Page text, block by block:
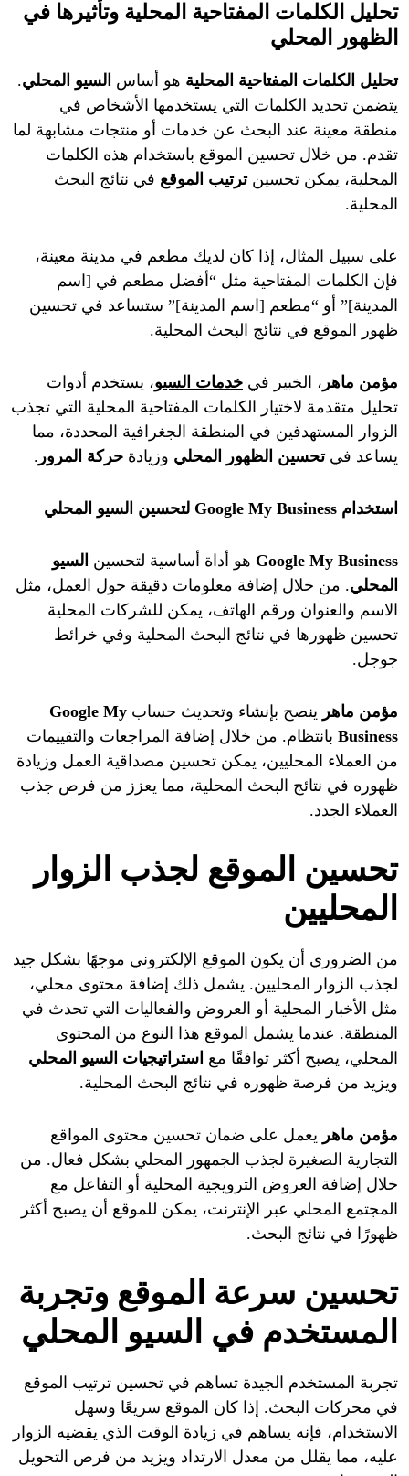
تحليل الكلمات المفتاحية المحلية وتأثيرها في
الظهور المحلي
تحليل الكلمات المفتاحية المحلية هو أساس السيو المحلي.
يتضمن تحديد الكلمات التي يستخدمها الأشخاص في
منطقة معينة عند البحث عن خدمات أو منتجات مشابهة لما
تقدم. من خلال تحسين الموقع باستخدام هذه الكلمات
المحلية، يمكن تحسينترتيب الموقع في نتائج البحث
المحلية.
على سبيل المثال، إذا كان لديك مطعم في مدينة معينة،
فإن الكلمات المفتاحية مثل “أفضل مطعم في [اسم
المدينة]” أو “مطعم [اسم المدينة]” ستساعد في تحسين
ظهور الموقع في نتائج البحث المحلية.
مؤمن ماهر ، الخبير في خدمات السيو، يستخدم أدوات
تحليل متقدمة لاختيار الكلمات المفتاحية المحلية التي تجذب
الزوار المستهدفين في المنطقة الجغرافية المحددة، مما
يساعد فيتحسين الظهور المحلي وزيادة حركة المرور .
استخدام لتحسين السيو المحلي
Google My Business هو أداة أساسية لتحسين السيو
المحلي. من خلال إضافة معلومات دقيقة حول العمل، مثل
الاسم والعنوان ورقم الهاتف، يمكن للشركات المحلية
تحسين ظهورها في نتائج البحث المحلية وفي خرائط
جوجل.
مؤمن ماهر ينصح بإنشاء وتحديث حساب Google My
Business بانتظام. من خلال إضافة المراجعات والتقييمات
من العملاء المحليين، يمكن تحسين مصداقية العمل وزيادة
ظهوره في نتائج البحث المحلية، مما يعزز من فرص جذب
العملاء الجدد.
تحسين الموقع لجذب الزوار
المحليين
من الضروري أن يكون الموقع الإلكتروني موجهًا بشكل جيد
لجذب الزوار المحليين. يشمل ذلك إضافة محتوى محلي،
مثل الأخبار المحلية أو العروض والفعاليات التي تحدث في
المنطقة. عندما يشمل الموقع هذا النوع من المحتوى
المحلي، يصبح أكثر توافقًا مع استراتيجيات السيو المحلي
ويزيد من فرصة ظهوره في نتائج البحث المحلية.
مؤمن ماهر يعمل على ضمان تحسين محتوى المواقع
التجارية الصغيرة لجذب الجمهور المحلي بشكل فعال. من
خلال إضافة العروض الترويجية المحلية أو التفاعل مع
المجتمع المحلي عبر الإنترنت، يمكن للموقع أن يصبح أكثر
ظهورًا في نتائج البحث.
تحسين سرعة الموقع وتجربة
المستخدم في السيو المحلي
تجربة المستخدم الجيدة تساهم في تحسين ترتيب الموقع
في محركات البحث. إذا كان الموقع سريعًا وسهل
الاستخدام، فإنه يساهم في زيادة الوقت الذي يقضيه الزوار
عليه، مما يقلل من معدل الارتداد ويزيد من فرص التحويل